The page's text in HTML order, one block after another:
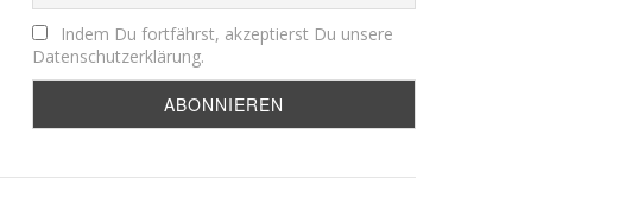
Indem Du fortfährst, akzeptierst Du unsere
Datenschutzerklärung.